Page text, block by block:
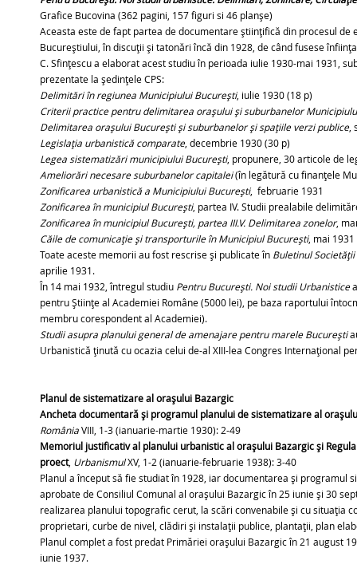
Grafice Bucovina (362 pagini, 157 figuri si 46 planșe)
Aceasta este de fapt partea de documentare științifică din procesul
Bucureștiului, în discuții și tatonări încă din 1928, de când fusese
C. Sfințescu a elaborat acest studiu în perioada iulie 1930-mai 1931,
prezentate la ședințele CPS:
Delimitări în regiunea Municipiului București, iulie 1930 (18 p)
Criterii practice pentru delimitarea orașului și suburbanelor
Delimitarea orașului București și suburbanelor și spațiile verzi publice,
Legislația urbanistică comparate, decembrie 1930 (30 p)
Legea sistematizări municipiului București, propunere, 30 articole de
Ameliorări necesare suburbanelor capitalei(în legătură cu finanțele
Zonificarea urbanistică a Municipiului București, februarie 1931
Zonificarea în municipiul București, partea IV. Studii prealabile
Zonificarea în municipiul București, partea III.V. Delimitarea zonelor,
Căile de comunicație și transporturile în Municipiul București, mai 1931
Toate aceste memorii au fost rescrise și publicate în Buletinul
aprilie 1931.
În 14 mai 1932, întregul studiu Pentru București. Noi studii Urbanistice
pentru Științe al Academiei Române (5000 lei), pe baza raportului
membru corespondent al Academiei).
Studii asupra planului general de amenajare pentru marele București
Urbanistică ținută cu ocazia celui de-al XIII-lea Congres Internațional
Planul de sistematizare al orașului Bazargic
Ancheta documentară și programul planului de sistematizare al
RomâniaVIII, 1-3 (ianuarie-martie 1930): 2-49
Memoriul justificativ al planului urbanistic al orașului Bazargic și
proect, UrbanismulXV, 1-2 (ianuarie-februarie 1938): 3-40
Planul a început să fie studiat în 1928, iar documentarea și programul
aprobate de Consiliul Comunal al orașului Bazargic în 25 iunie și 30
realizarea planului topografic cerut, la scări convenabile și cu situația
proprietari, curbe de nivel, clădiri și instalații publice, plantații, plan
Planul complet a fost predat Primăriei orașului Bazargic în 21 august
iunie 1937.